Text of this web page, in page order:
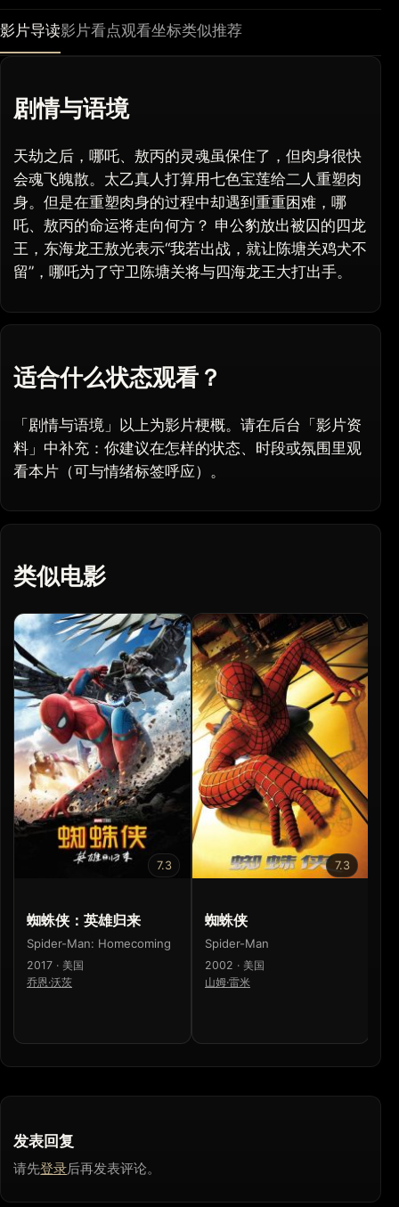
影片导读影片看点观看坐标类似推荐
剧情与语境
天劫之后，哪吒、敖丙的灵魂虽保住了，但肉身很快
会魂飞魄散。太乙真人打算用七色宝莲给二人重塑肉
身。但是在重塑肉身的过程中却遇到重重困难，哪
吒、敖丙的命运将走向何方？ 申公豹放出被囚的四龙
王，东海龙王敖光表示“我若出战，就让陈塘关鸡犬不
留”，哪吒为了守卫陈塘关将与四海龙王大打出手。
适合什么状态观看？
「剧情与语境」以上为影片梗概。请在后台「影片资
料」中补充：你建议在怎样的状态、时段或氛围里观
看本片（可与情绪标签呼应）。
类似电影
7.3
蜘蛛侠：英雄归来
Spider-Man: Homecoming
2017 · 美国
乔恩·沃茨
7.3
蜘蛛侠
Spider-Man
2002 · 美国
山姆·雷米
发表回复
请先登录后再发表评论。